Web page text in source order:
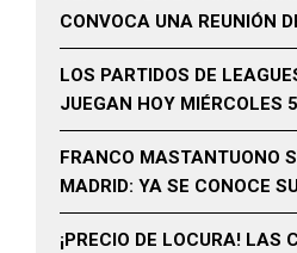
CONVOCA UNA REUNIÓN
LOS PARTIDOS DE
JUEGAN HOY MIÉRCOLES
FRANCO MASTANTUONO
MADRID: YA SE CONOCE
¡PRECIO DE LOCURA! LAS